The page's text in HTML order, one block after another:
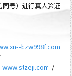
同号）进行真人验证
bzw998f.com
www.stzeji.com /